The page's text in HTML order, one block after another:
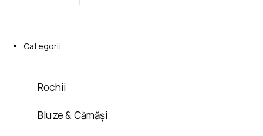
Categorii
Rochii
Bluze & Cămăși